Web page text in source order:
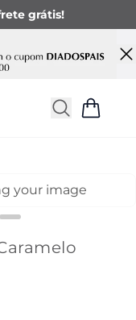
grátis!
your image